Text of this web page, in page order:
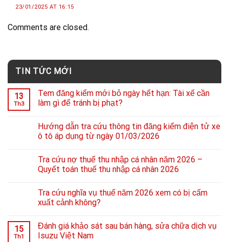
23/01/2025 AT 16:15
Comments are closed.
TIN TỨC MỚI
13
Th3
Tem đăng kiểm mới bỏ ngày hết hạn: Tài xế cần
làm gì để tránh bị phạt?
Hướng dẫn tra cứu thông tin đăng kiểm điện tử xe
ô tô áp dụng từ ngày 01/03/2026
Tra cứu nợ thuế thu nhập cá nhân năm 2026 –
Quyết toán thuế thu nhập cá nhân 2026
Tra cứu nghĩa vụ thuế năm 2026 xem có bị cấm
xuất cảnh không?
15
Th1
Đánh giá khảo sát sau bán hàng, sửa chữa dịch vụ
Isuzu Việt Nam